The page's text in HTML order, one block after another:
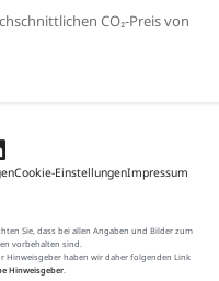
CO₂-Preis von
Cookie-EinstellungenImpressum
Sie, dass bei allen Angaben und Bilder zum
vorbehalten sind.
Hinweisgeber haben wir daher folgenden Link
Hinweisgeber.